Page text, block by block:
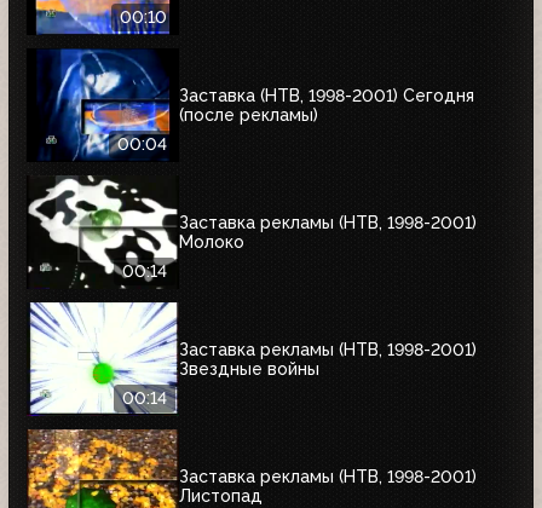
00:10
00:04
Заставка (НТВ, 1998-2001) Сегодня
(после рекламы)
00:14
Заставка рекламы (НТВ, 1998-2001)
Молоко
00:14
Заставка рекламы (НТВ, 1998-2001)
Звездные войны
Заставка рекламы (НТВ, 1998-2001)
Листопад